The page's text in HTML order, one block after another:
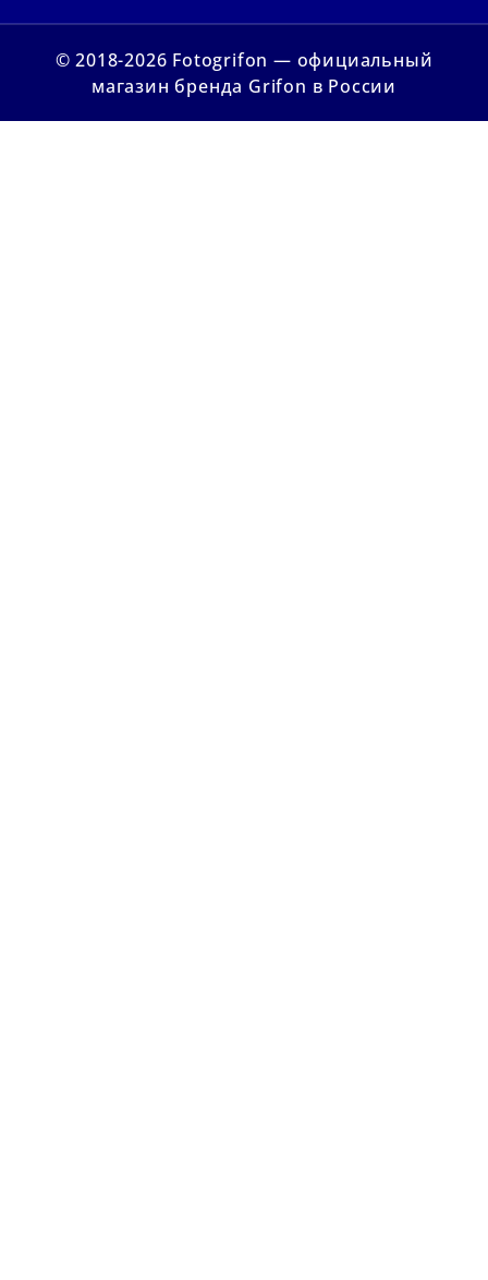
© 2018-2026 Fotogrifon — официальный
магазин бренда Grifon в России